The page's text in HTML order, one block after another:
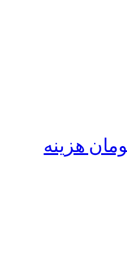
است/ ۱۲ هزار میلیارد تومان هزینه